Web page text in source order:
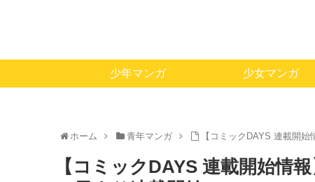
少年マンガ 少女マンガ
ホーム 青年マンガ 【コミックDAYS 連載開
【コミックDAYS 連載開始情